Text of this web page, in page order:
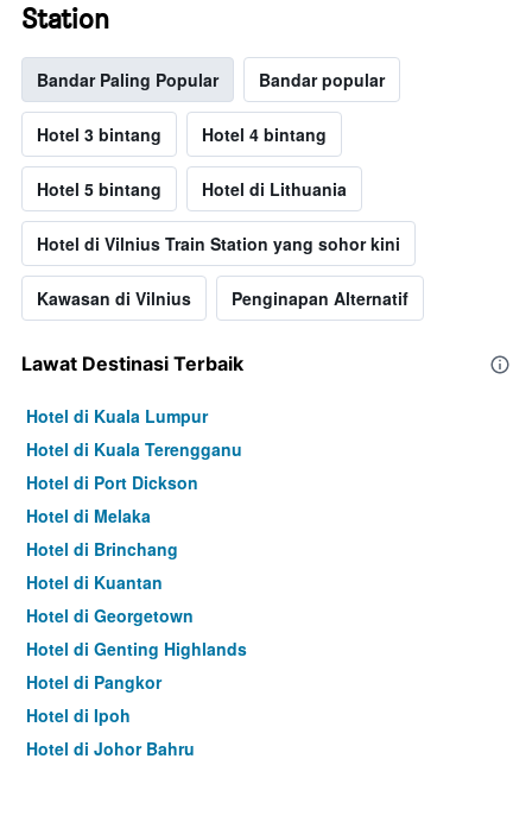
Station
Bandar Paling Popular Bandar popular
Hotel 3 bintang Hotel 4 bintang
Hotel 5 bintang Hotel di Lithuania
Hotel di Vilnius Train Station yang sohor kini
Kawasan di Vilnius Penginapan Alternatif
Lawat Destinasi Terbaik
Hotel di Kuala Lumpur
Hotel di Kuala Terengganu
Hotel di Port Dickson
Hotel di Melaka
Hotel di Brinchang
Hotel di Kuantan
Hotel di Georgetown
Hotel di Genting Highlands
Hotel di Pangkor
Hotel di Ipoh
Hotel di Johor Bahru